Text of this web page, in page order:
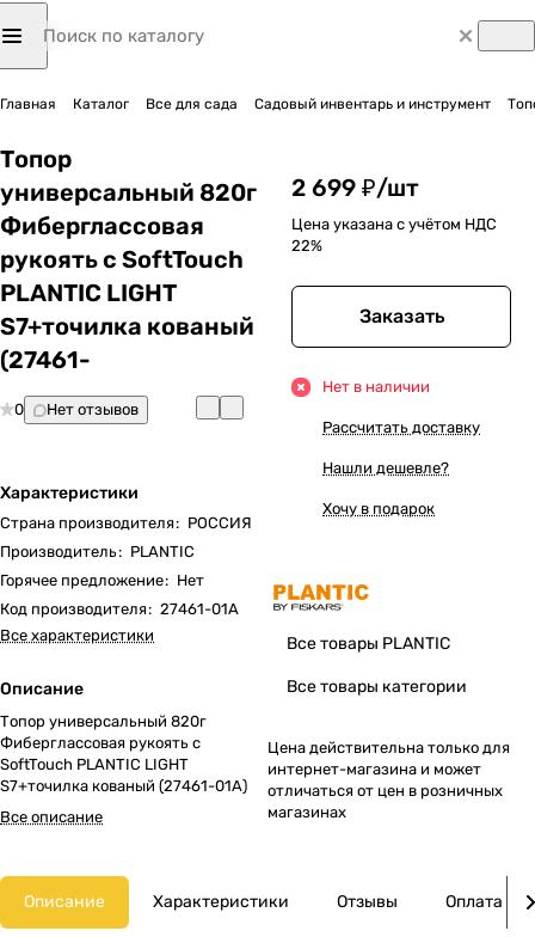
Главная Каталог Все для сада Садовый инвентарь и инструмент
Топор
универсальный 820г
Фиберглассовая
рукоять с SoftTouch
PLANTIC LIGHT
S7+точилка кованый
(27461-
0 Нет отзывов
Характеристики
Страна производителя: РОССИЯ
Производитель: PLANTIC
Горячее предложение: Нет
Код производителя: 27461-01A
Все характеристики
Описание
Топор универсальный 820г
Фиберглассовая рукоять с
SoftTouch PLANTIC LIGHT
S7+точилка кованый (27461-01A)
Все описание
2 699 ₽/шт
Цена указана с учётом НДС
22%
Заказать
Нет в наличии
Рассчитать доставку
Нашли дешевле?
Хочу в подарок
Все товары PLANTIC
Все товары категории
Цена действительна только для
интернет-магазина и может
отличаться от цен в розничных
магазинах
Описание Характеристики Отзывы Оплата